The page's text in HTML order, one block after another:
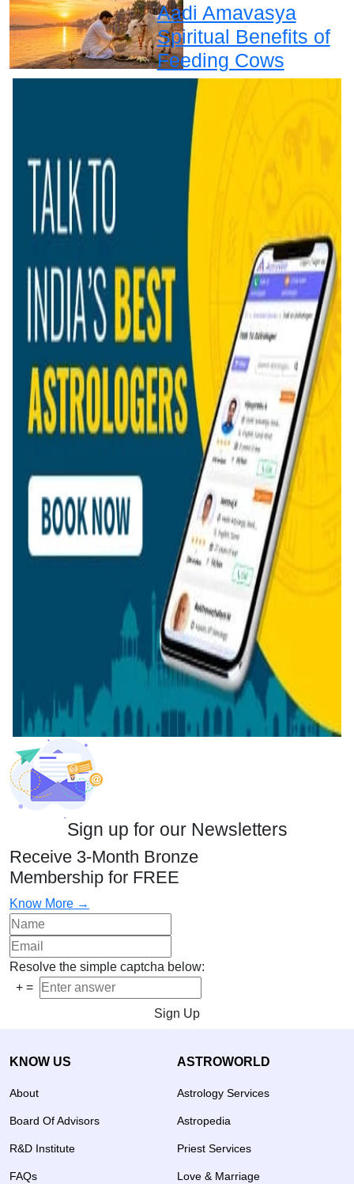
Aadi Amavasya
Spiritual Benefits of
Feeding Cows
Sign up for our Newsletters
Receive 3-Month Bronze
Membership for FREE
Know More →
Resolve the simple captcha below:
+ =
Sign Up
KNOW US
About
Board Of Advisors
R&D Institute
FAQs
ASTROWORLD
Astrology Services
Astropedia
Priest Services
Love & Marriage